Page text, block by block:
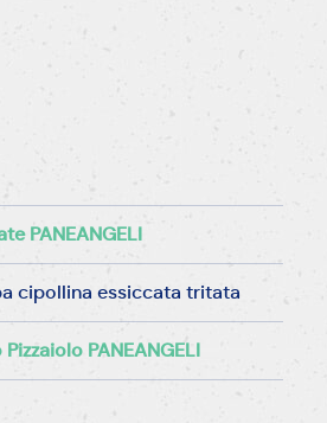
PANEANGELI
cipollina essiccata tritata
PANEANGELI